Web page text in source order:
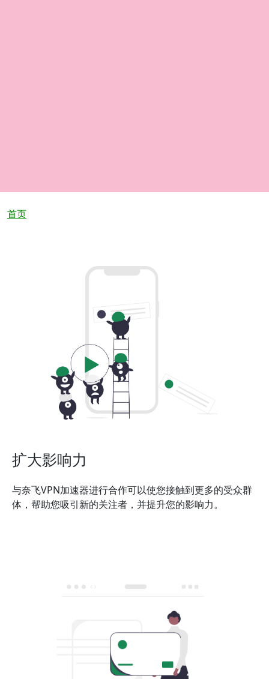
面包屑
首页
扩大影响力
与奈飞VPN加速器进行合作可以使您接触到更多的受众群
体，帮助您吸引新的关注者，并提升您的影响力。